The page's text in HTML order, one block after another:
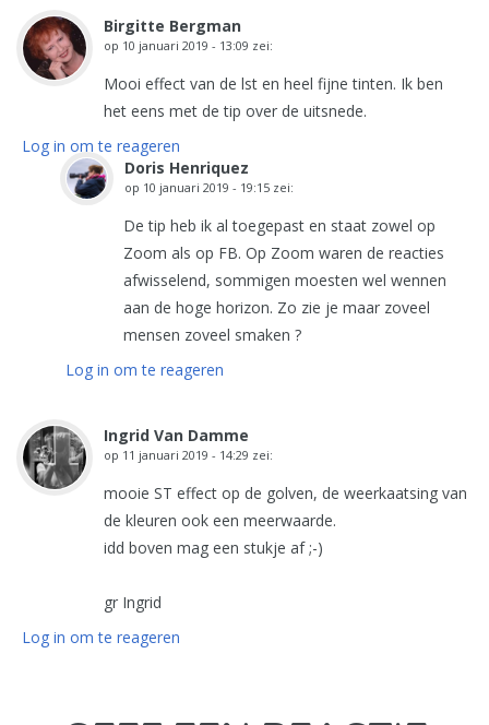
Birgitte Bergman
op 10 januari 2019 - 13:09 zei:
Mooi effect van de lst en heel fijne tinten. Ik ben
het eens met de tip over de uitsnede.
Log in om te reageren
Doris Henriquez
op 10 januari 2019 - 19:15 zei:
De tip heb ik al toegepast en staat zowel op
Zoom als op FB. Op Zoom waren de reacties
afwisselend, sommigen moesten wel wennen
aan de hoge horizon. Zo zie je maar zoveel
mensen zoveel smaken ?
Log in om te reageren
Ingrid Van Damme
op 11 januari 2019 - 14:29 zei:
mooie ST effect op de golven, de weerkaatsing van
de kleuren ook een meerwaarde.
idd boven mag een stukje af ;-)
gr Ingrid
Log in om te reageren